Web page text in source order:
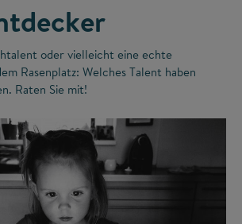
oder vielleicht eine echte
Rasenplatz: Welches Talent haben
Raten Sie mit!